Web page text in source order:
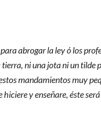
abrogar la ley ó los
ni una jota ni un tilde
mandamientos muy
hiciere y enseñare, éste